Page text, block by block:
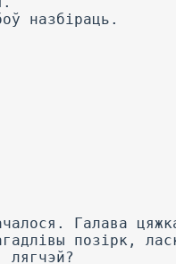
назбіраць.
Галава
позірк,